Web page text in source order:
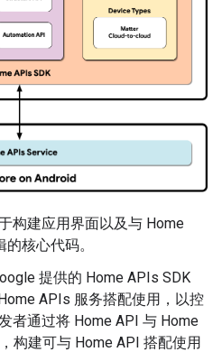
构建应用界面以及与 Home
核心代码。
提供的 Home APIs SDK
APIs 服务搭配使用，以控
者通过将 Home API 与 Home
构建可与 Home API 搭配使用